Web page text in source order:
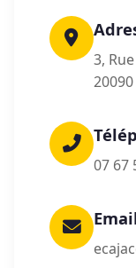
3,
20090
07 67